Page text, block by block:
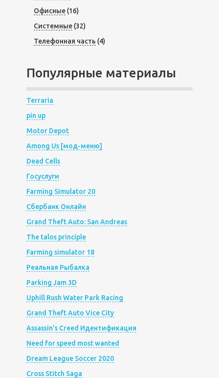
Офисные(16)
Системные(32)
Телефонная часть (4)
Популярные материалы
Terraria
pin up
Motor Depot
Among Us [мод-меню]
Dead Cells
Госуслуги
Farming Simulator 20
Сбербанк Онлайн
Grand Theft Auto: San Andreas
The talos principle
Farming simulator 18
Реальная Рыбалка
Parking Jam 3D
Uphill Rush Water Park Racing
Grand Theft Auto Vice City
Assassin’s Creed Идентификация
Need for speed most wanted
Dream League Soccer 2020
Cross Stitch Saga